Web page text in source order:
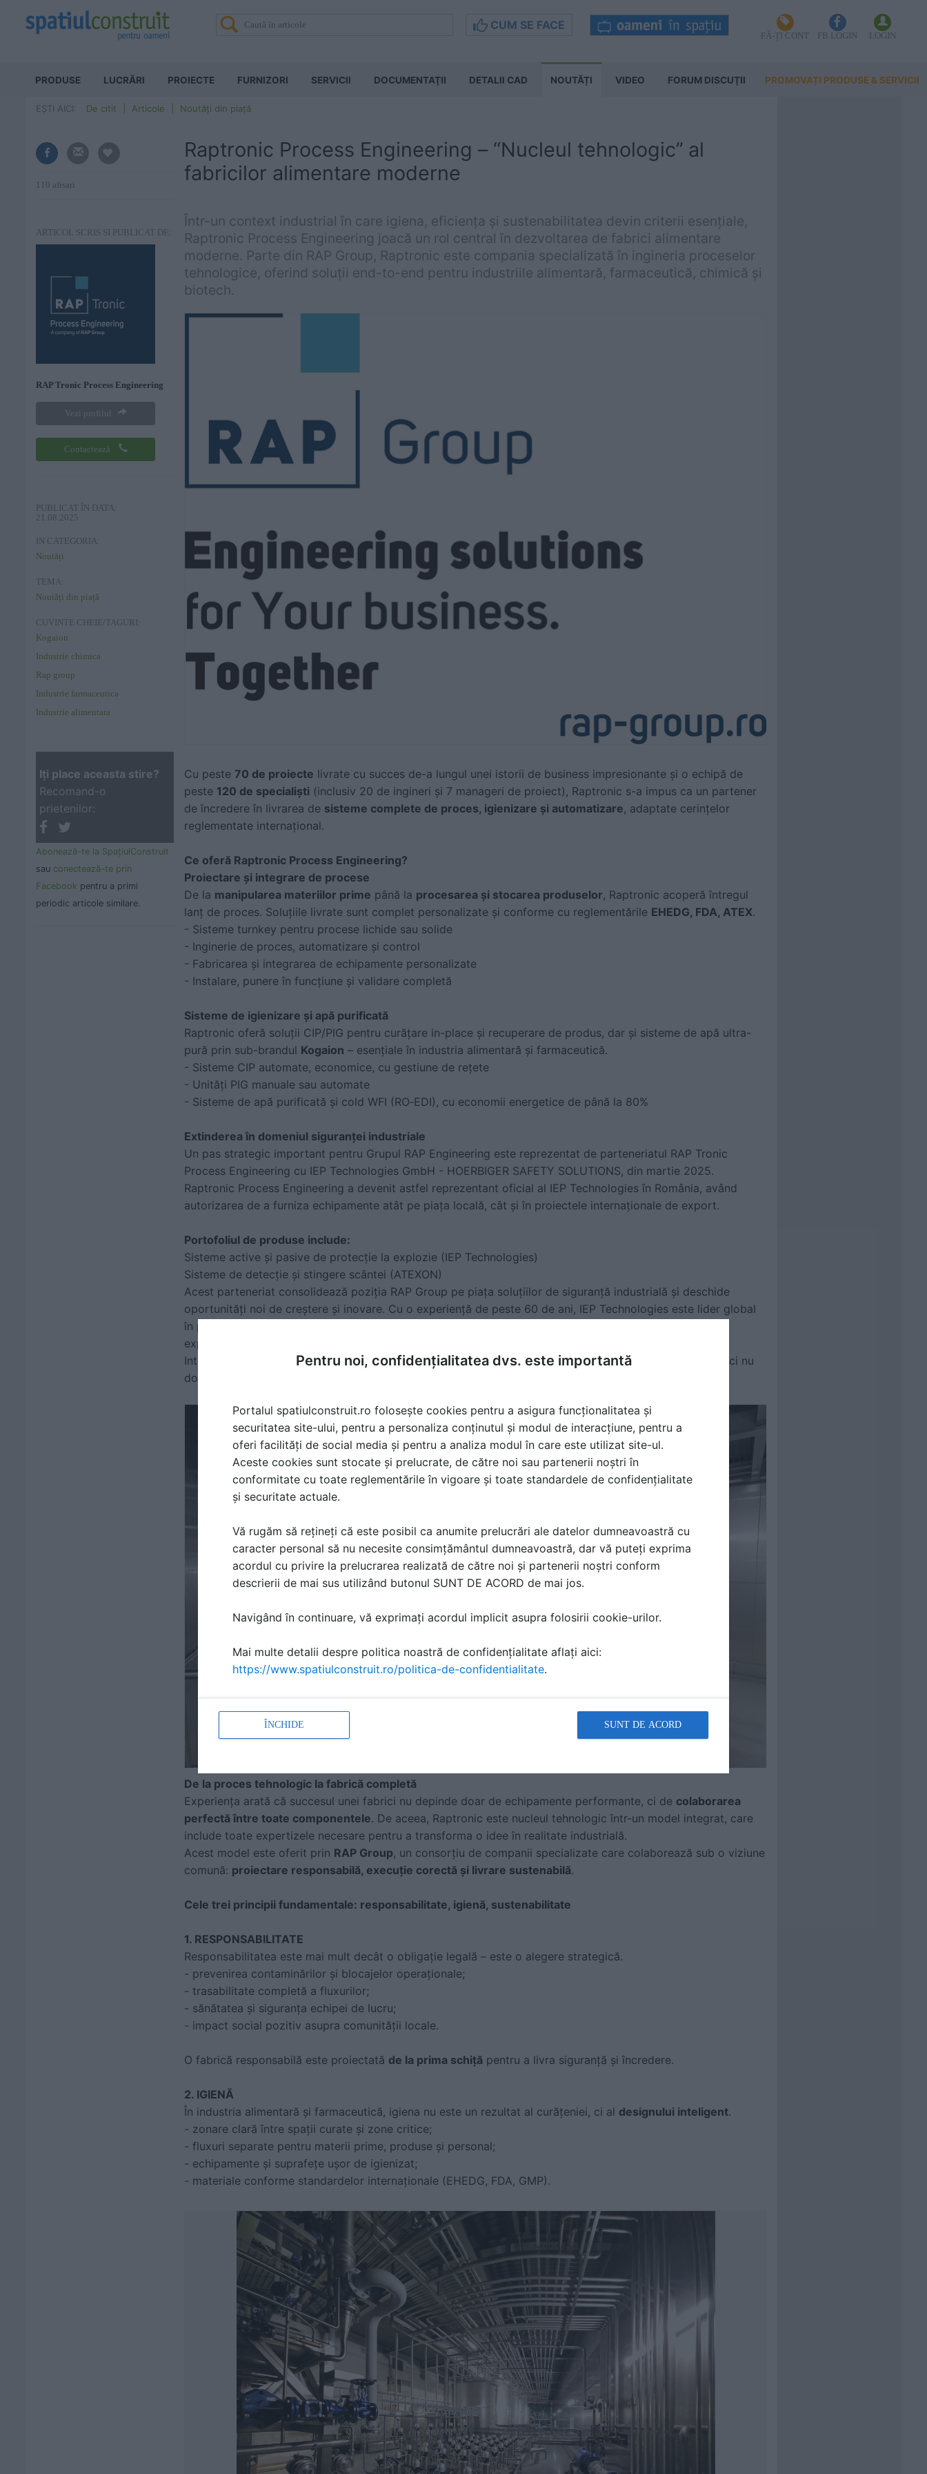
CUM SE FACE
FĂ-ȚI CONT FB LOGIN LOGIN
PRODUSE LUCRĂRI PROIECTE FURNIZORI SERVICII DOCUMENTAŢII DETALII CAD NOUTĂȚI VIDEO FORUM DISCUŢII PROMOVAȚI PRODUSE & SERVICII
EȘTI AICI: De citit Articole Noutăți din piață
110 afisari
ARTICOL SCRIS SI PUBLICAT DE:
RAP Tronic Process Engineering
Vezi profilul
Contactează
PUBLICAT ÎN DATA:
21.08.2025
IN CATEGORIA:
Noutăți
TEMA:
Noutăți din piață
CUVINTE CHEIE/TAGURI:
Kogaion
Industrie chimica
Rap group
Industrie farmaceutica
Industrie alimentara
Iţi place aceasta stire?
Recomand-o
prietenilor:
Abonează-te la SpaţiulConstruit
sau conectează-te prin
Facebook pentru a primi
periodic articole similare.
Raptronic Process Engineering – “Nucleul tehnologic’’ al
fabricilor alimentare moderne
Într-un context industrial în care igiena, eficiența și sustenabilitatea devin criterii esențiale,
Raptronic Process Engineering joacă un rol central în dezvoltarea de fabrici alimentare
moderne. Parte din RAP Group, Raptronic este compania specializată în ingineria proceselor
tehnologice, oferind soluții end-to-end pentru industriile alimentară, farmaceutică, chimică și
biotech.
Cu peste 70 de proiecte livrate cu succes de-a lungul unei istorii de business impresionante și o echipă de
peste 120 de specialiști (inclusiv 20 de ingineri și 7 manageri de proiect), Raptronic s-a impus ca un partener
de încredere în livrarea de sisteme complete de proces, igienizare și automatizare, adaptate cerințelor
reglementate internațional.
Ce oferă Raptronic Process Engineering?
Proiectare și integrare de procese
De la manipularea materiilor prime până la procesarea și stocarea produselor, Raptronic acoperă întregul
lanț de proces. Soluțiile livrate sunt complet personalizate și conforme cu reglementările EHEDG, FDA, ATEX.
- Sisteme turnkey pentru procese lichide sau solide
- Inginerie de proces, automatizare și control
- Fabricarea și integrarea de echipamente personalizate
- Instalare, punere în funcțiune și validare completă
Sisteme de igienizare și apă purificată
Raptronic oferă soluții CIP/PIG pentru curățare in-place și recuperare de produs, dar și sisteme de apă ultra-
pură prin sub-brandul Kogaion – esențiale în industria alimentară și farmaceutică.
- Sisteme CIP automate, economice, cu gestiune de rețete
- Unități PIG manuale sau automate
- Sisteme de apă purificată și cold WFI (RO‑EDI), cu economii energetice de până la 80%
Extinderea în domeniul siguranței industriale
Un pas strategic important pentru Grupul RAP Engineering este reprezentat de parteneriatul RAP Tronic
Process Engineering cu IEP Technologies GmbH - HOERBIGER SAFETY SOLUTIONS, din martie 2025.
Raptronic Process Engineering a devenit astfel reprezentant oficial al IEP Technologies în România, având
autorizarea de a furniza echipamente atât pe piața locală, cât și în proiectele internaționale de export.
Portofoliul de produse include:
Sisteme active și pasive de protecție la explozie (IEP Technologies)
Sisteme de detecție și stingere scântei (ATEXON)
Acest parteneriat consolidează poziția RAP Group pe piața soluțiilor de siguranță industrială și deschide
oportunități noi de creștere și inovare. Cu o experiență de peste 60 de ani, IEP Technologies este lider global
în protecția împotriva exploziilor, oferind soluții pentru detectarea, suprimarea, izolarea și ventilația
explozivilor proveniți din prafuri combustibile sau vapori inflamabili.
Integrarea acestor soluții în proiectele RAP Group reprezintă o garanție suplimentară pentru clienți: fabrici nu
doar eficiente și moderne, ci și protejate la cele mai înalte standarde de siguranță.
De la proces tehnologic la fabrică completă
Experiența arată că succesul unei fabrici nu depinde doar de echipamente performante, ci de colaborarea
perfectă între toate componentele. De aceea, Raptronic este nucleul tehnologic într-un model integrat, care
include toate expertizele necesare pentru a transforma o idee în realitate industrială.
Acest model este oferit prin RAP Group, un consorțiu de companii specializate care colaborează sub o viziune
comună: proiectare responsabilă, execuție corectă și livrare sustenabilă.
Cele trei principii fundamentale: responsabilitate, igienă, sustenabilitate
1. RESPONSABILITATE
Responsabilitatea este mai mult decât o obligație legală – este o alegere strategică.
- prevenirea contaminărilor și blocajelor operaționale;
- trasabilitate completă a fluxurilor;
- sănătatea și siguranța echipei de lucru;
- impact social pozitiv asupra comunității locale.
O fabrică responsabilă este proiectată de la prima schiță pentru a livra siguranță și încredere.
2. IGIENĂ
În industria alimentară și farmaceutică, igiena nu este un rezultat al curățeniei, ci al designului inteligent.
- zonare clară între spații curate și zone critice;
- fluxuri separate pentru materii prime, produse și personal;
- echipamente și suprafețe ușor de igienizat;
- materiale conforme standardelor internaționale (EHEDG, FDA, GMP).
Pentru noi, confidențialitatea dvs. este importantă
Portalul spatiulconstruit.ro folosește cookies pentru a asigura funcționalitatea și
securitatea site-ului, pentru a personaliza conținutul și modul de interacțiune, pentru a
oferi facilități de social media și pentru a analiza modul în care este utilizat site-ul.
Aceste cookies sunt stocate și prelucrate, de către noi sau partenerii noștri în
conformitate cu toate reglementările în vigoare și toate standardele de confidențialitate
și securitate actuale.
Vă rugăm să rețineți că este posibil ca anumite prelucrări ale datelor dumneavoastră cu
caracter personal să nu necesite consimțământul dumneavoastră, dar vă puteți exprima
acordul cu privire la prelucrarea realizată de către noi și partenerii noștri conform
descrierii de mai sus utilizând butonul SUNT DE ACORD de mai jos.
Navigând în continuare, vă exprimați acordul implicit asupra folosirii cookie-urilor.
Mai multe detalii despre politica noastră de confidențialitate aflați aici:
https://www.spatiulconstruit.ro/politica-de-confidentialitate.
ÎNCHIDE SUNT DE ACORD